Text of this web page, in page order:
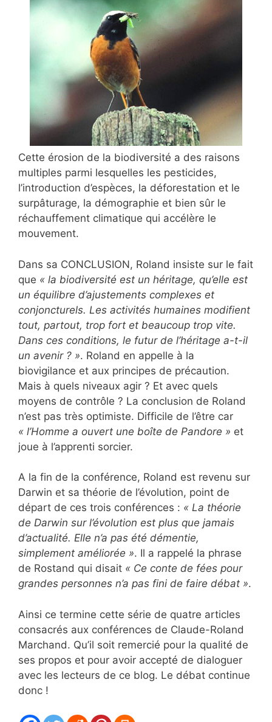
Cette érosion de la biodiversité a des raisons
multiples parmi lesquelles les pesticides,
l’introduction d’espèces, la déforestation et le
surpâturage, la démographie et bien sûr le
réchauffement climatique qui accélère le
mouvement.
Dans sa CONCLUSION, Roland insiste sur le fait
que « la biodiversité est un héritage, qu’elle est
un équilibre d’ajustements complexes et
conjoncturels. Les activités humaines modifient
tout, partout, trop fort et beaucoup trop vite.
Dans ces conditions, le futur de l’héritage a-t-il
un avenir ? ». Roland en appelle à la
biovigilance et aux principes de précaution.
Mais à quels niveaux agir ? Et avec quels
moyens de contrôle ? La conclusion de Roland
n’est pas très optimiste. Difficile de l’être car
« l’Homme a ouvert une boîte de Pandore » et
joue à l’apprenti sorcier.
A la fin de la conférence, Roland est revenu sur
Darwin et sa théorie de l’évolution, point de
départ de ces trois conférences : « La théorie
de Darwin sur l’évolution est plus que jamais
d’actualité. Elle n’a pas été démentie,
simplement améliorée ». Il a rappelé la phrase
de Rostand qui disait « Ce conte de fées pour
grandes personnes n’a pas fini de faire débat ».
Ainsi ce termine cette série de quatre articles
consacrés aux conférences de Claude-Roland
Marchand. Qu’il soit remercié pour la qualité de
ses propos et pour avoir accepté de dialoguer
avec les lecteurs de ce blog. Le débat continue
donc !